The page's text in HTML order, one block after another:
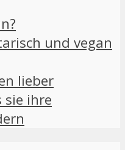
und vegan
lieber
sie ihre